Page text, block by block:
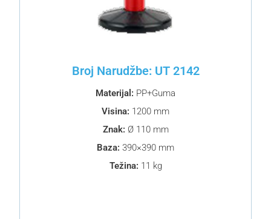
Broj Narudžbe: UT 2142
Materijal: PP+Guma
Visina: 1200 mm
Znak: Ø 110 mm
Baza: 390×390 mm
Težina: 11 kg